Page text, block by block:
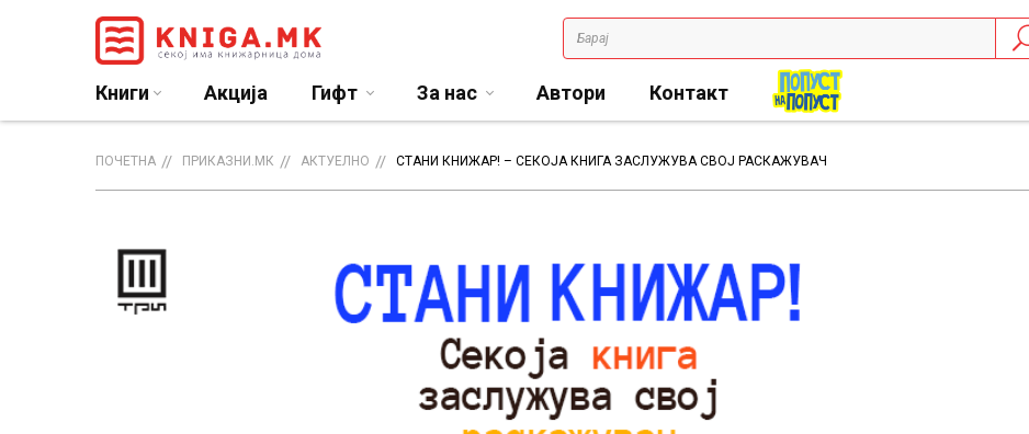
Книги Акција Гифт За нас Автори Контакт
ПОЧЕТНА ПРИКАЗНИ.МК АКТУЕЛНО СТАНИ КНИЖАР! – СЕКОЈА КНИГА ЗАСЛУЖУВА СВОЈ РАСКАЖУВАЧ